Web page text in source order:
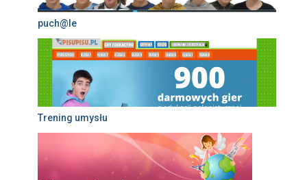
puch@le
Trening umysłu